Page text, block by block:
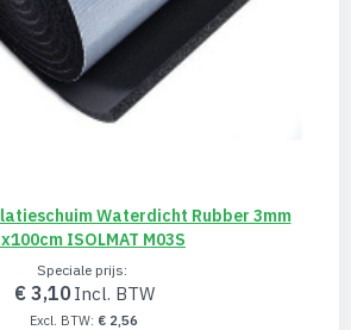
Waterdicht Rubber 3mm
ISOLMAT M03S
Speciale prijs
€ 3,10
€ 2,56